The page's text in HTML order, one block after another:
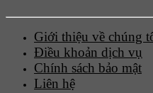
Giới thiệu về chúng
Điều khoản dịch vụ
Chính sách bảo mật
Liên hệ